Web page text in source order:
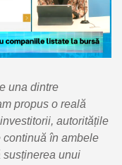
una dintre
propus o reală
autoritățile
continuă în ambele
susținerea unui